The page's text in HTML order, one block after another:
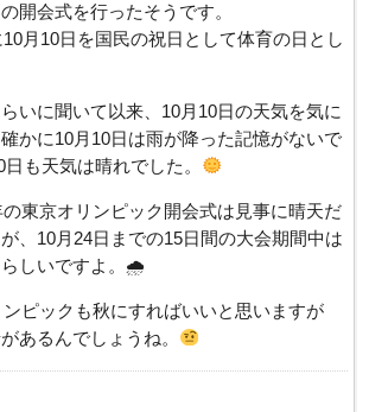
開会式を行ったそうです。
月10日を国民の祝日として体育の日とし
いに聞いて以来、10月10日の天気を気に
かに10月10日は雨が降った記憶がないで
も天気は晴れでした。
東京オリンピック開会式は見事に晴天だ
、10月24日までの15日間の大会期間中は
しいですよ。🌧
ピックも秋にすればいいと思いますが
あるんでしょうね。